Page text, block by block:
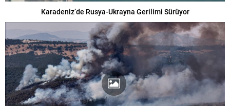
Karadeniz’de Rusya-Ukrayna Gerilimi Sürüyor